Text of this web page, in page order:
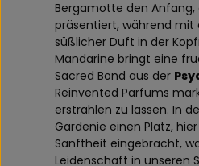
Bergamotte den Anfang,
präsentiert, während mit
süßlicher Duft in der
Mandarine bringt eine
Sacred Bond aus der
Reinvented Parfums
erstrahlen zu lassen. In
Gardenie einen Platz,
Sanftheit eingebracht,
Leidenschaft in unseren